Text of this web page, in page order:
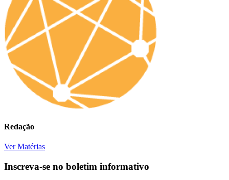
Redação
Ver Matérias
Inscreva-se no boletim informativo